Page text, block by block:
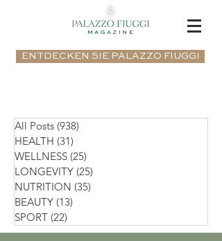
MAGAZINE
ENTDECKEN SIE PALAZZO FIUGGI
All Posts (938)
HEALTH (31)
WELLNESS (25)
LONGEVITY (25)
NUTRITION (35)
BEAUTY (13)
SPORT (22)